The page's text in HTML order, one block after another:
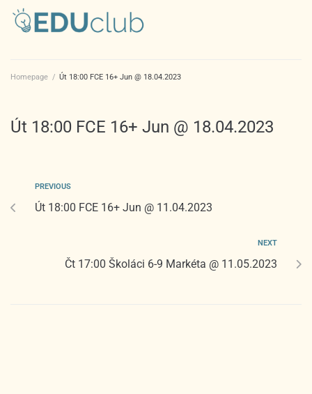
Homepage / Út 18:00 FCE 16+ Jun @ 18.04.2023
Út 18:00 FCE 16+ Jun @ 18.04.2023
PREVIOUS
Út 18:00 FCE 16+ Jun @ 11.04.2023
NEXT
Čt 17:00 Školáci 6-9 Markéta @ 11.05.2023